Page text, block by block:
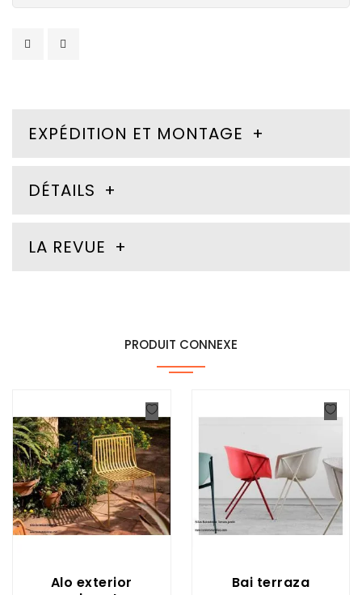
EXPÉDITION ET MONTAGE
DÉTAILS
LA REVUE
PRODUIT CONNEXE
Alo exterior
Bai terraza